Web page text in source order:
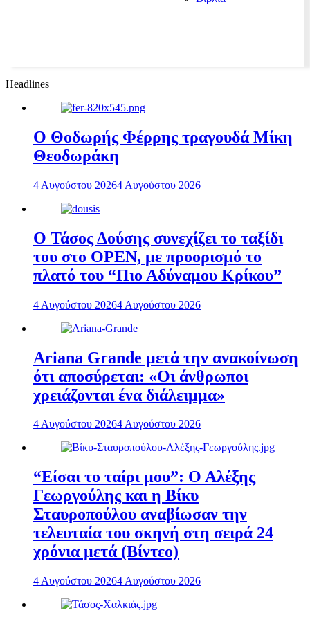
Headlines
Ο Θοδωρής Φέρρης τραγουδά Μίκη
Θεοδωράκη
4 Αυγούστου 20264 Αυγούστου 2026
Ο Τάσος Δούσης συνεχίζει το ταξίδι
του στο OPEN, με προορισμό το
πλατό του “Πιο Αδύναμου Κρίκου”
4 Αυγούστου 20264 Αυγούστου 2026
Ariana Grande μετά την ανακοίνωση
ότι αποσύρεται: «Οι άνθρωποι
χρειάζονται ένα διάλειμμα»
4 Αυγούστου 20264 Αυγούστου 2026
“Είσαι το ταίρι μου”: Ο Αλέξης
Γεωργούλης και η Βίκυ
Σταυροπούλου αναβίωσαν την
τελευταία του σκηνή στη σειρά 24
χρόνια μετά (Βίντεο)
4 Αυγούστου 20264 Αυγούστου 2026